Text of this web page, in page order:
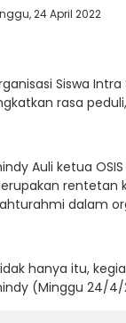
24 April 2022
Siswa Intra
rasa
Auli ketua
rentetan
dalam
hanya itu,
(Minggu 24/4/